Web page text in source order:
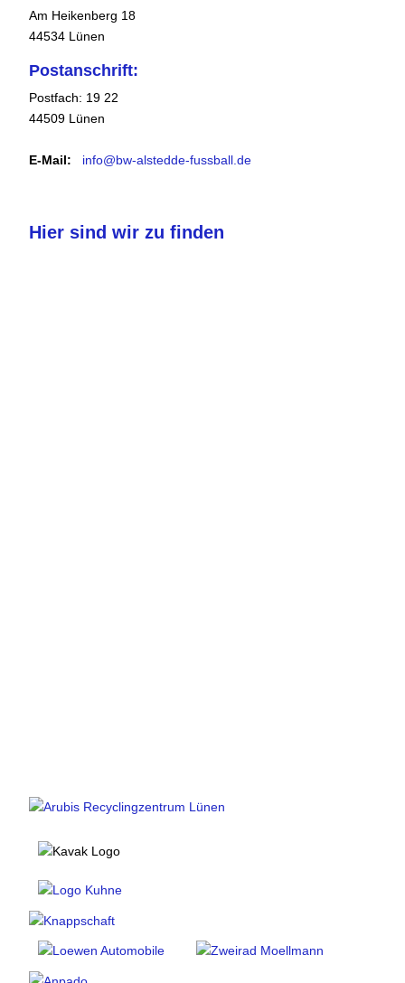
Am Heikenberg 18
44534 Lünen
Postanschrift:
Postfach: 19 22
44509 Lünen
E-Mail: info@bw-alstedde-fussball.de
Hier sind wir zu finden